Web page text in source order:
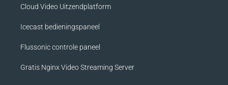
Cloud Video Uitzendplatform
Icecast bedieningspaneel
Flussonic controle paneel
Gratis Nginx Video Streaming Server